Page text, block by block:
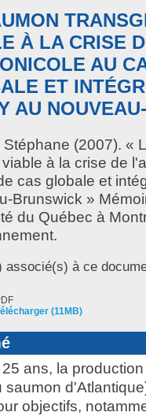
À LA CRISE
AU
ET
AU
Stéphane (2007). «
à la crise de
cas globale et
Brunswick »
du Québec à
associé(s) à ce
(11MB)
ans, la
saumon
objectifs,